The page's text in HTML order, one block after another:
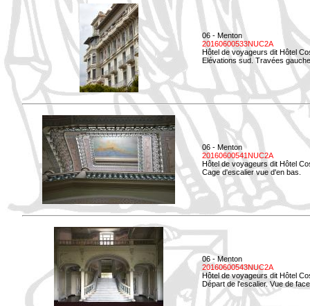
06 - Menton
20160600533NUC2A
Hôtel de voyageurs dit Hôtel
Elévations sud. Travées
06 - Menton
20160600541NUC2A
Hôtel de voyageurs dit Hôtel
Cage d'escalier vue d'en bas.
06 - Menton
20160600543NUC2A
Hôtel de voyageurs dit Hôtel
Départ de l'escalier. Vue de